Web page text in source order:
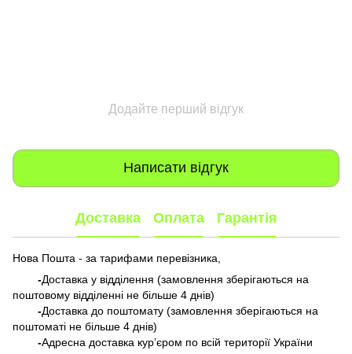
Додайте перший відгук
Написати відгук
Доставка Оплата Гарантія
Нова Пошта - за тарифами перевізника,
-Доставка у відділення (замовлення зберігаються на
поштовому відділенні не більше 4 днів)
-Доставка до поштомату (замовлення зберігаються на
поштоматі не більше 4 днів)
-Адресна доставка кур’єром по всій території України